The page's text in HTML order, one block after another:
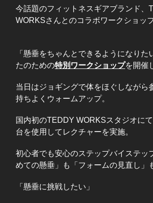
今話題のフィットネスギアブランド、
WORKSさんとのコラボワークショッ
「懸垂をちゃんとできるようになりた
たのための特別ワークショップを開催
当日はジョギングで体をほぐしながら
持ちよくウォームアップ。
国内初のTEDDY WORKSスタジオに
台を使用してレクチャーを実施。
初心者でも安心のステップバイステッ
めての懸垂」も「フォームの見直し」
「懸垂に挑戦したい」